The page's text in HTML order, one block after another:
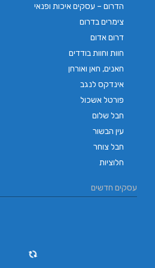
הדרום – עסקים איכות ופנאי
צימרים בדרום
דרום אדום
חוות וחוות בודדים
חאנים, חאן ואורחן
אינדקס לנגב
פורטל אשכול
חבל שלום
עין הבשור
חבל צוחר
חלוציות
עסקים חדשים